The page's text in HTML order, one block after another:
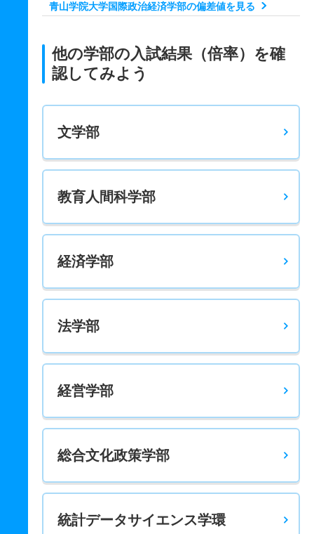
20人 4.80倍 － 87人 87人 18人 73.40
15人 3.50倍 －
国際経済学科 一般 共テ 個別学部日程Ａ方式
55人 3.50倍 2倍 261人 215人 62人 63.40
国際経済学科 一般 共テ ３科目型
国際経済学科 一般 共テ ４科目型
20人 2.60倍 70.70
国際経済学科 一般 共テ ５科目型
20人 9.80倍 － 245人 225人 23人 70.80
国際コミュニケーション学科 一般 全学部日程
Ａ方式
10人 5.30倍 4.50倍 185人 185人 69.10
青山学院大学国際政治経済学部の偏差値を見る
他の学部の入試結果（倍率）を確
認してみよう
文学部
教育人間科学部
経済学部
法学部
経営学部
総合文化政策学部
統計データサイエンス学環